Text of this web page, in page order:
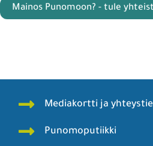
Mainos Punomoon? - tule
Mediakortti ja
Punomoputiikki